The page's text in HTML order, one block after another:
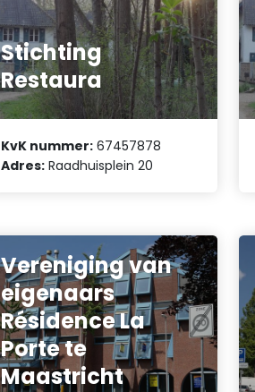
Stichting
Restaura
KvK nummer: 67457878
Adres: Raadhuisplein 20
Vereniging van
eigenaars
Résidence La
Porte te
Maastricht